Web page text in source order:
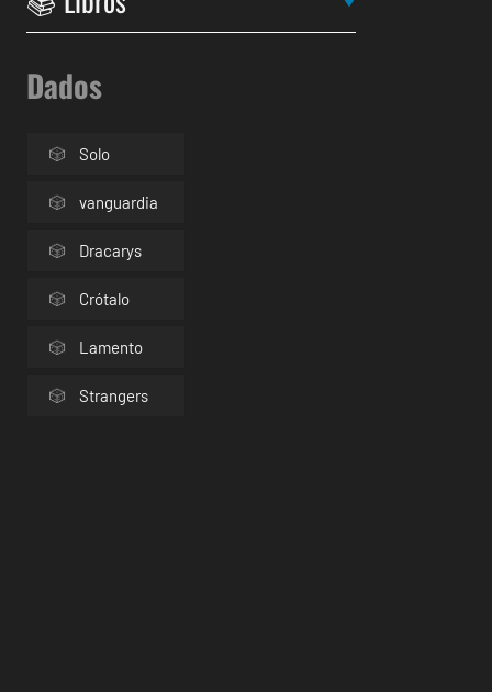
Dados
Solo
vanguardia
Dracarys
Crótalo
Lamento
Strangers